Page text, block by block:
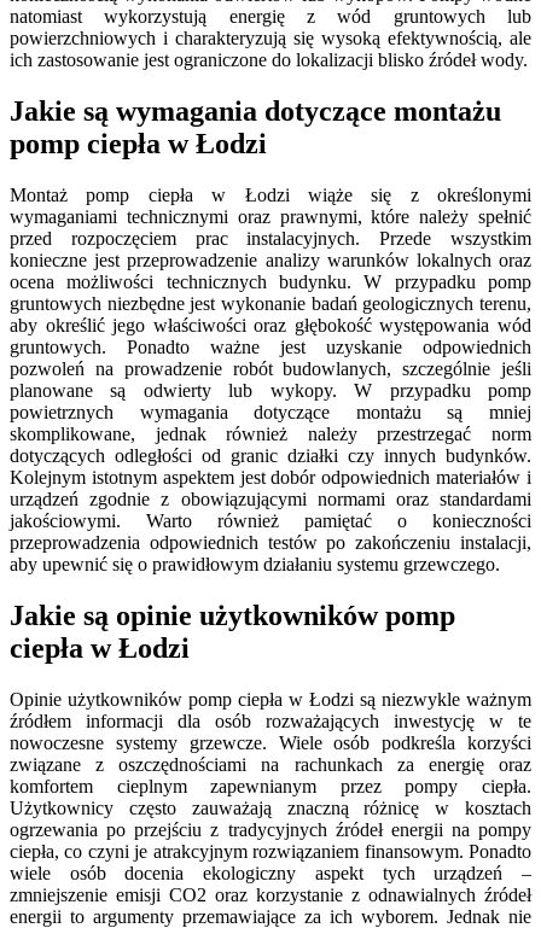
natomiast wykorzystują energię z wód gruntowych lub
powierzchniowych i charakteryzują się wysoką efektywnością, ale
ich zastosowanie jest ograniczone do lokalizacji blisko źródeł wody.
Jakie są wymagania dotyczące montażu
pomp ciepła w Łodzi
Montaż pomp ciepła w Łodzi wiąże się z określonymi
wymaganiami technicznymi oraz prawnymi, które należy spełnić
przed rozpoczęciem prac instalacyjnych. Przede wszystkim
konieczne jest przeprowadzenie analizy warunków lokalnych oraz
ocena możliwości technicznych budynku. W przypadku pomp
gruntowych niezbędne jest wykonanie badań geologicznych terenu,
aby określić jego właściwości oraz głębokość występowania wód
gruntowych. Ponadto ważne jest uzyskanie odpowiednich
pozwoleń na prowadzenie robót budowlanych, szczególnie jeśli
planowane są odwierty lub wykopy. W przypadku pomp
powietrznych wymagania dotyczące montażu są mniej
skomplikowane, jednak również należy przestrzegać norm
dotyczących odległości od granic działki czy innych budynków.
Kolejnym istotnym aspektem jest dobór odpowiednich materiałów i
urządzeń zgodnie z obowiązującymi normami oraz standardami
jakościowymi. Warto również pamiętać o konieczności
przeprowadzenia odpowiednich testów po zakończeniu instalacji,
aby upewnić się o prawidłowym działaniu systemu grzewczego.
Jakie są opinie użytkowników pomp
ciepła w Łodzi
Opinie użytkowników pomp ciepła w Łodzi są niezwykle ważnym
źródłem informacji dla osób rozważających inwestycję w te
nowoczesne systemy grzewcze. Wiele osób podkreśla korzyści
związane z oszczędnościami na rachunkach za energię oraz
komfortem cieplnym zapewnianym przez pompy ciepła.
Użytkownicy często zauważają znaczną różnicę w kosztach
ogrzewania po przejściu z tradycyjnych źródeł energii na pompy
ciepła, co czyni je atrakcyjnym rozwiązaniem finansowym. Ponadto
wiele osób docenia ekologiczny aspekt tych urządzeń –
zmniejszenie emisji CO2 oraz korzystanie z odnawialnych źródeł
energii to argumenty przemawiające za ich wyborem. Jednak nie